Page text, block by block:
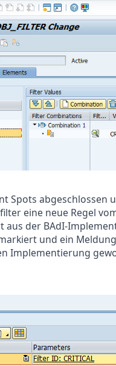
Spots
eine neue Regel
aus der BAdI-
und ein
Implementierung